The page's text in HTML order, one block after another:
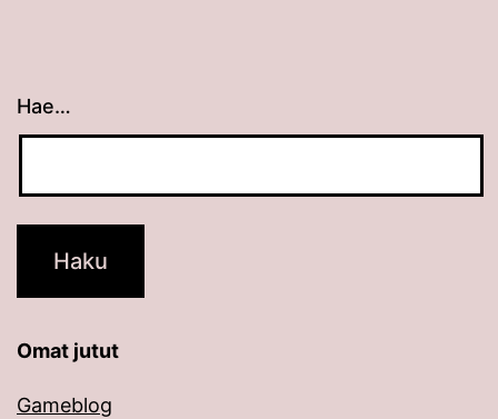
Hae…
Kun tuloksia tulee, voit selata niitä
Omat jutut
Gameblog